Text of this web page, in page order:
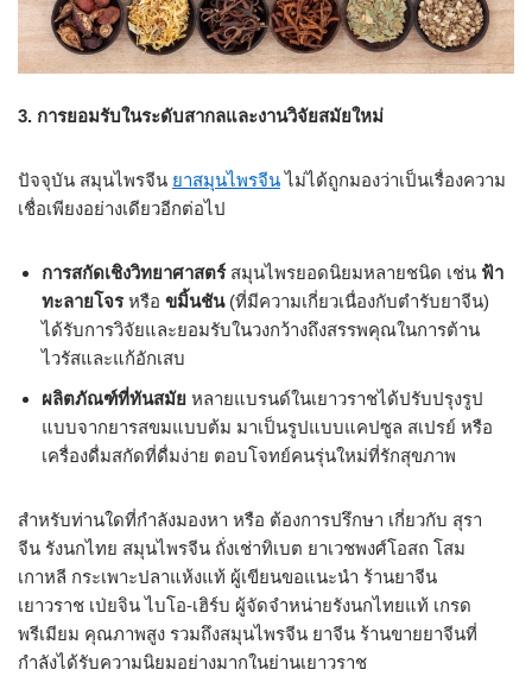
3. การยอมรับในระดับสากลและงานวิจัยสมัยใหม่
ปัจจุบัน สมุนไพรจีน ยาสมุนไพรจีนไม่ได้ถูกมองว่าเป็นเรื่องความ
เชื่อเพียงอย่างเดียวอีกต่อไป
การสกัดเชิงวิทยาศาสตร์สมุนไพรยอดนิยมหลายชนิด เช่น ฟ้า
ทะลายโจรหรือ ขมิ้นชัน(ที่มีความเกี่ยวเนื่องกับตำรับยาจีน)
ได้รับการวิจัยและยอมรับในวงกว้างถึงสรรพคุณในการต้าน
ไวรัสและแก้อักเสบ
ผลิตภัณฑ์ที่ทันสมัย หลายแบรนด์ในเยาวราชได้ปรับปรุงรูป
แบบจากยารสขมแบบต้ม มาเป็นรูปแบบแคปซูล สเปรย์ หรือ
เครื่องดื่มสกัดที่ดื่มง่าย ตอบโจทย์คนรุ่นใหม่ที่รักสุขภาพ
สำหรับท่านใดที่กำลังมองหา หรือ ต้องการปรึกษา เกี่ยวกับ สุรา
จีน รังนกไทย สมุนไพรจีน ถั่งเช่าทิเบต ยาเวชพงศ์โอสถ โสม
เกาหลี กระเพาะปลาแห้งแท้ ผู้เขียนขอแนะนำ ร้านยาจีน
เยาวราช เป่ยจิน ไบโอ-เฮิร์บ ผู้จัดจำหน่ายรังนกไทยแท้ เกรด
พรีเมียม คุณภาพสูง รวมถึงสมุนไพรจีน ยาจีน ร้านขายยาจีนที่
กำลังได้รับความนิยมอย่างมากในย่านเยาวราช